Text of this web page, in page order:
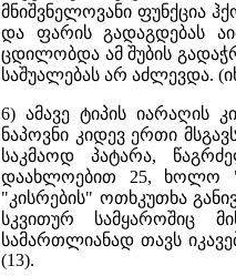
მნიშვნელოვანი ფუნქცია
და ფარის გადაგდებას
ცდილობდა ამ შუბის
საშუალებას არ აძლევდა.
6) ამავე ტიპის იარაღის
ნაპოვნი კიდევ ერთი
საკმაოდ პატარა,
დაახლოებით 25, ხოლო
"კისრების" ოთხკუთხა
სკვითურ სამყაროშიც
სამართლიანად თავს
(13).